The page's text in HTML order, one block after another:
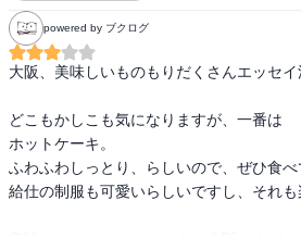
powered by ブクログ
大阪、美味しいものもりだくさんエッセイ
どこもかしこも気になりますが、一番は
ホットケーキ。
ふわふわしっとり、らしいので、ぜひ食べ
給仕の制服も可愛いらしいですし、それも